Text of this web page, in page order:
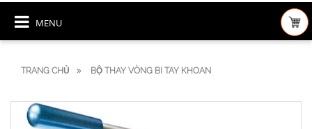
MENU
TRANG CHỦ BỘ THAY VÒNG BI TAY KHOAN